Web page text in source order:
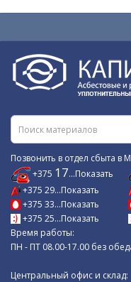
Позвонить в отдел сбыта в
+375 17...Показать
+375 29...Показать
+375 33...Показать
+375 25...Показать
Время работы:
ПН - ПТ 08.00-17.00 без
Центральный офис и склад: